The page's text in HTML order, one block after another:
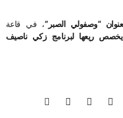
، في قاعة
يخصص ريعها لبرنامج زكي ناصيف